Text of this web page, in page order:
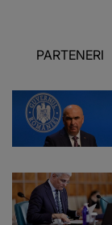
PARTENERI